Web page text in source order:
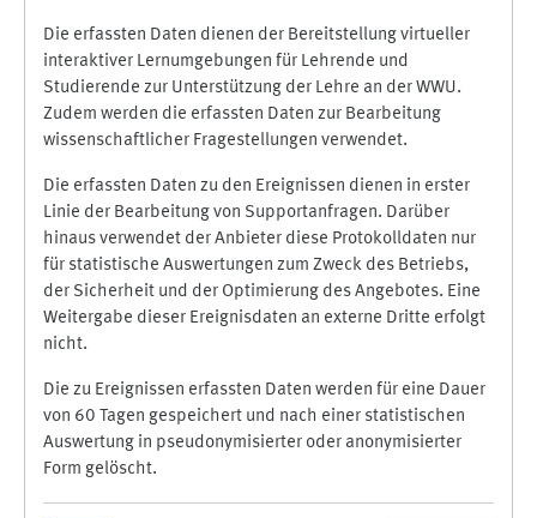
Die erfassten Daten dienen der Bereitstellung virtueller
interaktiver Lernumgebungen für Lehrende und
Studierende zur Unterstützung der Lehre an der WWU.
Zudem werden die erfassten Daten zur Bearbeitung
wissenschaftlicher Fragestellungen verwendet.
Die erfassten Daten zu den Ereignissen dienen in erster
Linie der Bearbeitung von Supportanfragen. Darüber
hinaus verwendet der Anbieter diese Protokolldaten nur
für statistische Auswertungen zum Zweck des Betriebs,
der Sicherheit und der Optimierung des Angebotes. Eine
Weitergabe dieser Ereignisdaten an externe Dritte erfolgt
nicht.
Die zu Ereignissen erfassten Daten werden für eine Dauer
von 60 Tagen gespeichert und nach einer statistischen
Auswertung in pseudonymisierter oder anonymisierter
Form gelöscht.